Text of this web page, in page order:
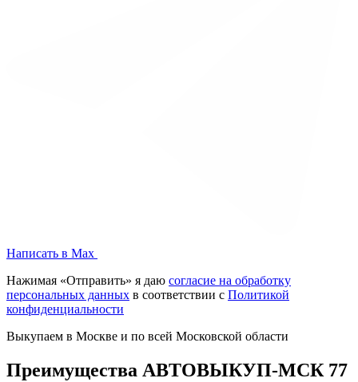
Написать в Max
Нажимая «Отправить» я даю согласие на обработку
персональных данных в соответствии с Политикой
конфиденциальности
Выкупаем в Москве и по всей Московской области
Преимущества АВТОВЫКУП-МСК 77